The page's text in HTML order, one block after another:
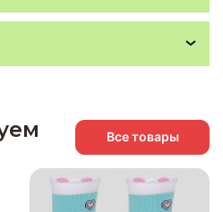
Все товары